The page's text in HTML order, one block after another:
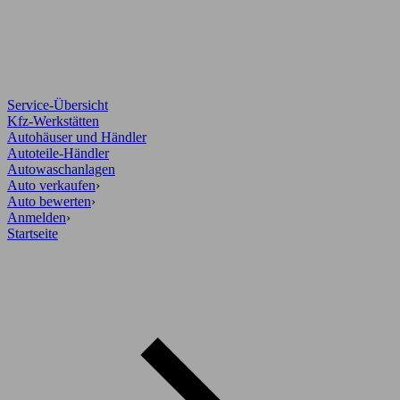
Service-Übersicht
Kfz-Werkstätten
Autohäuser und Händler
Autoteile-Händler
Autowaschanlagen
Auto verkaufen›
Auto bewerten›
Anmelden›
Startseite